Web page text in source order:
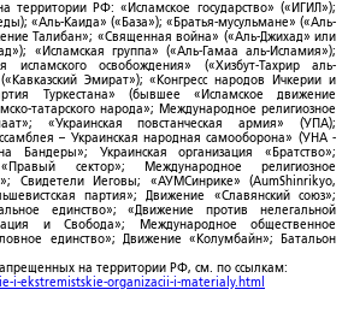
территории РФ: «Исламское государство» («ИГИЛ»);
«Аль-Каида» («База»); «Братья-мусульмане» («Аль-
Талибан»; «Священная война» («Аль-Джихад» или
«Исламская группа» («Аль-Гамаа аль-Исламия»);
исламского освобождения» («Хизбут-Тахрир аль-
Эмират»); «Конгресс народов Ичкерии и
Туркестана» (бывшее «Исламское движение
татарского народа»; Международное религиозное
«Украинская повстанческая армия» (УПА);
– Украинская народная самооборона» (УНА -
Бандеры»; Украинская организация «Братство»;
сектор»; Международное религиозное
Свидетели Иеговы; «АУМСинрике» (AumShinrikyo,
партия»; Движение «Славянский союз»;
единство»; «Движение против нелегальной
и Свобода»; Международное общественное
единство»; Движение «Колумбайн»; Батальон
на территории РФ, см. по ссылкам:
i-ekstremistskie-organizacii-i-materialy.html